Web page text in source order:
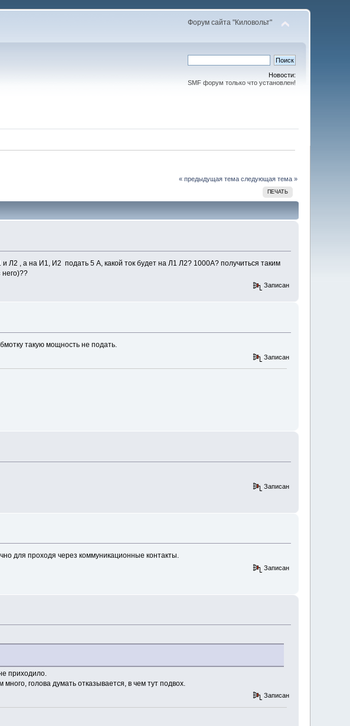
Форум сайта "Киловольт"
Новости:
SMF форум только что установлен!
« предыдущая тема следующая тема »
ПЕЧАТЬ
Л2 , а на И1, И2 подать 5 А, какой ток будет на Л1 Л2? 1000А? получиться таким
него)??
Записан
такую мощность не подать.
Записан
Записан
для проходя через коммуникационные контакты.
Записан
приходило.
голова думать отказывается, в чем тут подвох.
Записан